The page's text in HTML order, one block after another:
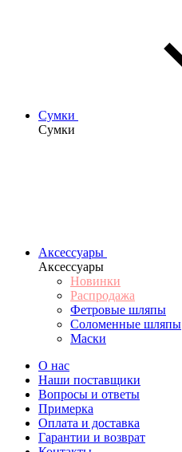
Сумки
Сумки
Аксессуары
Аксессуары
Новинки
Распродажа
Фетровые шляпы
Соломенные шляпы
Маски
О нас
Наши поставщики
Вопросы и ответы
Примерка
Оплата и доставка
Гарантии и возврат